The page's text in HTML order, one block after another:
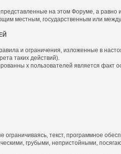
на этом Форуме, а равно
местным, государственным или
и ограничения, изложенные в
таких действий).
х пользователей является
текст, программное
грубыми, непристойными,